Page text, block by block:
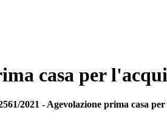
casa per
2021 - Agevolazione prima casa